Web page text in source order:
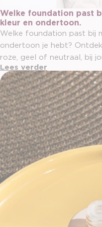
Welke foundation past
kleur en ondertoon.
Welke foundation past bij
ondertoon je hebt?
roze, geel of neutraal, bij
Lees verder